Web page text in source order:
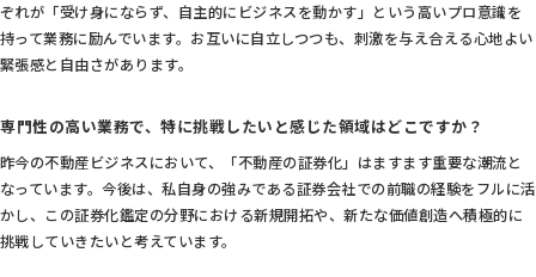
ぞれが「受け身にならず、自主的にビジネスを動かす」という高いプロ意識を
持って業務に励んでいます。お互いに自立しつつも、刺激を与え合える心地よい
緊張感と自由さがあります。
専門性の高い業務で、特に挑戦したいと感じた領域はどこですか？
昨今の不動産ビジネスにおいて、「不動産の証券化」はますます重要な潮流と
なっています。今後は、私自身の強みである証券会社での前職の経験をフルに活
かし、この証券化鑑定の分野における新規開拓や、新たな価値創造へ積極的に
挑戦していきたいと考えています。